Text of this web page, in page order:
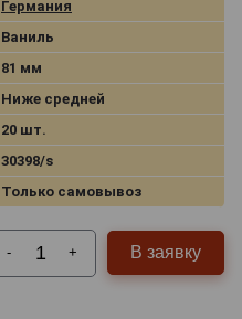
Германия
Ваниль
81 мм
Ниже средней
20 шт.
30398/s
Только самовывоз
- + В заявку